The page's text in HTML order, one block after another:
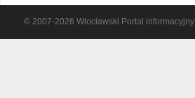
© 2007-2026 Włocławski Portal informacyjny